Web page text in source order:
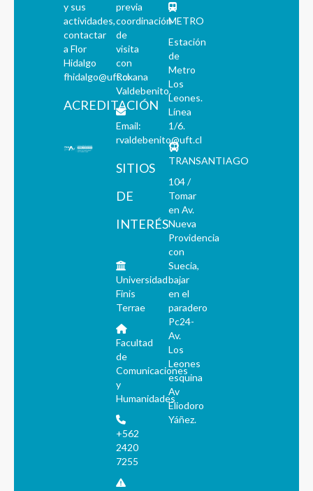
y sus
actividades,
contactar
a Flor
Hidalgo
fhidalgo@uft.cl
ACREDITACIÓN
previa
coordinación
de
visita
con
Roxana
Valdebenito.
Email:
rvaldebenito@uft.cl
SITIOS
DE
INTERÉS
Universidad
Finis
Terrae
Facultad
de
Comunicaciones
y
Humanidades
+562
2420
7255
METRO
Estación
de
Metro
Los
Leones.
Línea
1/6.
TRANSANTIAGO
104 /
Tomar
en Av.
Nueva
Providencia
con
Suecia,
bajar
en el
paradero
Pc24-
Av.
Los
Leones
esquina
Av
Eliodoro
Yáñez.